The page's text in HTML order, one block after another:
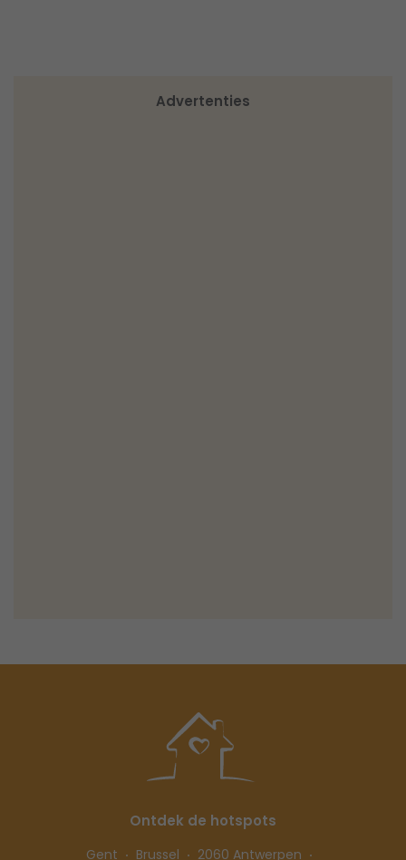
Advertenties
Ontdek de hotspots
Gent Brussel 2060 Antwerpen